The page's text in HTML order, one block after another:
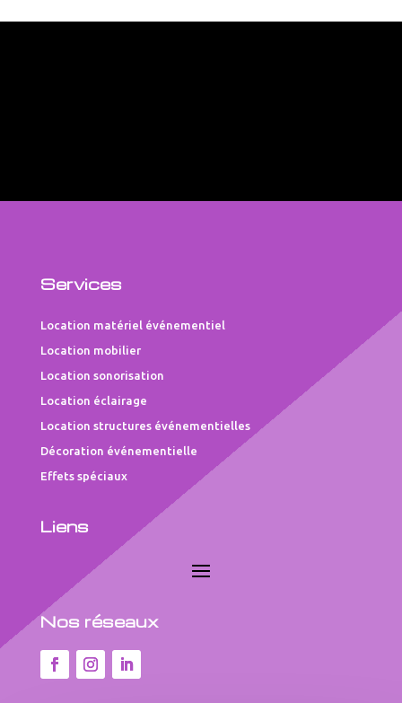
Services
Location matériel événementiel
Location mobilier
Location sonorisation
Location éclairage
Location structures événementielles
Décoration événementielle
Effets spéciaux
Liens
Nos réseaux